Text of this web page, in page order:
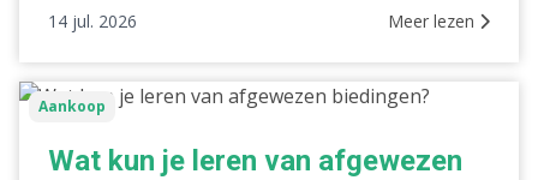
14 jul. 2026 Meer lezen
WatAankoop
Wat kun je leren van afgewezen